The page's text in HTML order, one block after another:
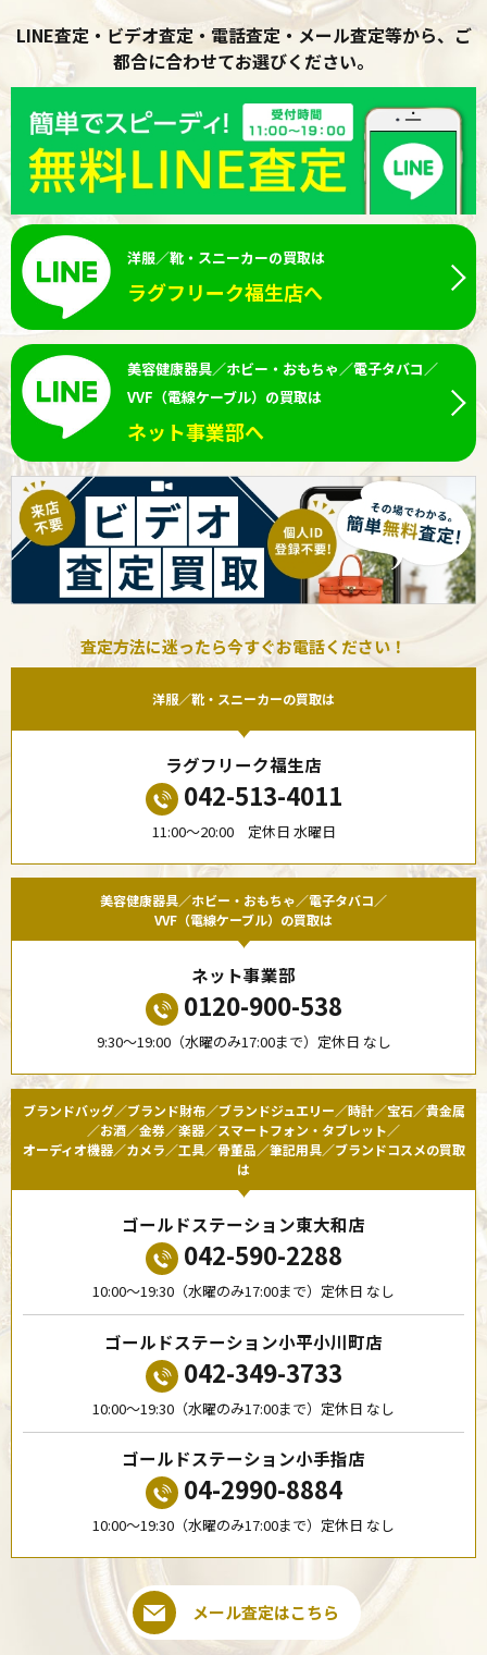
LINE査定・ビデオ査定・電話査定・メール査定等から、ご
都合に合わせてお選びください。
洋服／靴・スニーカーの買取は
ラグフリーク福生店へ
美容健康器具／ホビー・おもちゃ／電子タバコ／
VVF（電線ケーブル）の買取は
ネット事業部へ
査定方法に迷ったら今すぐお電話ください！
洋服／靴・スニーカーの買取は
ラグフリーク福生店
042-513-4011
11:00〜20:00 定休日 水曜日
美容健康器具／ホビー・おもちゃ／電子タバコ／
VVF（電線ケーブル）の買取は
ネット事業部
0120-900-538
9:30〜19:00（水曜のみ17:00まで）定休日 なし
ブランドバッグ／ブランド財布／ブランドジュエリー／時計／宝石／貴金属
／お酒／金券／楽器／スマートフォン・タブレット／
オーディオ機器／カメラ／工具／骨董品／筆記用具／ブランドコスメの買取
は
ゴールドステーション東大和店
042-590-2288
10:00〜19:30（水曜のみ17:00まで）定休日 なし
ゴールドステーション小平小川町店
042-349-3733
10:00〜19:30（水曜のみ17:00まで）定休日 なし
ゴールドステーション小手指店
04-2990-8884
10:00〜19:30（水曜のみ17:00まで）定休日 なし
メール査定はこちら